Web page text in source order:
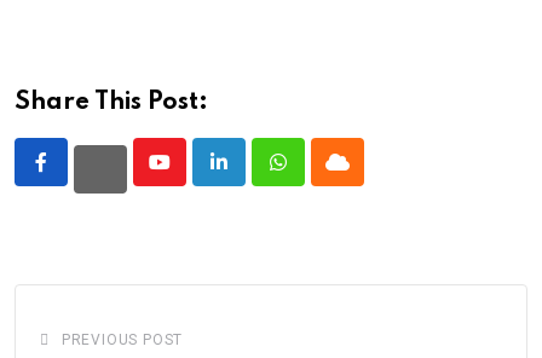
Share This Post:
YoutubeLinkedInWhatsappCloud
PREVIOUS POST